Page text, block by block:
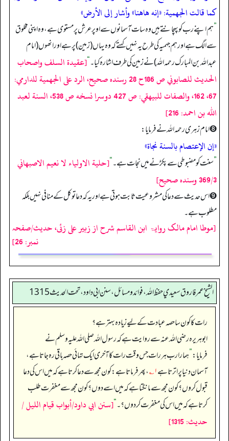
كما قالت الجهمية:«إنه هاهنا»وأشار إلى الأرض»
”ہم اپنے رب کو پہچانتے ہیں وہ سات آسمانوں سے اوپر عرش پر مستوی ہے، وہ اپنی مخلوق
سے الگ ہے اور ہم جہمیہ کی طرح یہ نہیں کہتے کہ وہ یہاں (زمین) پر ہے اور انھوں (امام
عبدالله بن المبارک رحمہ اللہ) نے زمین کی طرف اشارہ کیا۔“[عقيدة السلف واصحاب
الحديث للصابوني ص 186ح 28 رسنده صحيح، الرد على الجهمية للدارمي:
67، 162، والصفات للبيهقي: ص 427 دوسرا نسخه ص 538، السنة لعبد
الله بن احمد: 216]
➑ امام زہری رحمہ اللہ نے فرمایا:
«إن الإعتصام بالسنة نجاة»
”سنت کو مضبوطی سے پکڑنے میں نجات ہے۔“[حلية الاولياء لا نعيم الاصبهاني
369/3 وسنده صحيح]
➒ اس حدیث سے دعا کی مشروعیت ثابت ہوتی ہے اور یہ کہ دعا توکل کے منافی نہیں بلکہ
مطلوب ہے۔
[موطا امام مالک روایۃ ابن القاسم شرح از زبیر علی زئی، حدیث/صفحہ
نمبر: 26]
الشيخ عمر فاروق سعيدي حفظ الله، فوائد و مسائل، سنن ابي داود ، تحت الحديث 1315
رات کا کون سا حصہ عبادت کے لیے زیادہ بہتر ہے؟
ابوہریرہ رضی اللہ عنہ سے روایت ہے کہ رسول اللہ صلی اللہ علیہ وسلم نے
فرمایا:”ہمارا رب ہر رات جس وقت رات کا آخری ایک تہائی حصہ باقی رہ جاتا ہے،
آسمان دنیا پر اترتا ہے۱؎ ، پھر فرماتا ہے: کون مجھ سے دعا کرتا ہے کہ میں اس کی دعا
قبول کروں؟ کون مجھ سے مانگتا ہے کہ میں اسے دوں؟ کون مجھ سے مغفرت طلب
کرتا ہے کہ میں اس کی مغفرت کر دوں؟۔‏‏‏‏“[سنن ابي داود/أبواب قيام الليل /
حدیث: 1315]